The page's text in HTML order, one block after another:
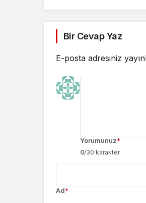
Bir Cevap Yaz
E-posta adresiniz
Yorumunuz*
0/30 karakter
Ad*